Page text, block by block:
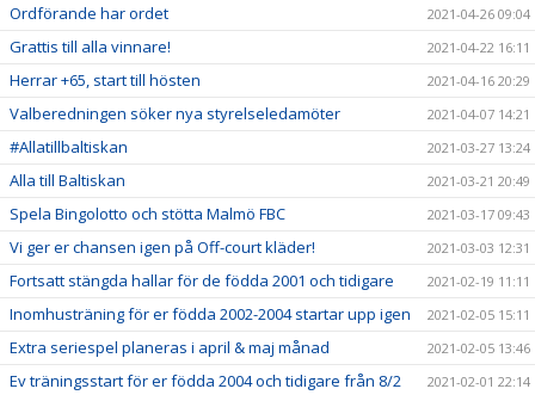
Ordförande har ordet 2021-04-26 09:04
Grattis till alla vinnare! 2021-04-22 16:11
Herrar +65, start till hösten 2021-04-16 20:29
Valberedningen söker nya styrelseledamöter 2021-04-07 14:21
#Allatillbaltiskan 2021-03-27 13:24
Alla till Baltiskan 2021-03-21 20:49
Spela Bingolotto och stötta Malmö FBC 2021-03-17 09:43
Vi ger er chansen igen på Off-court kläder! 2021-03-03 12:31
Fortsatt stängda hallar för de födda 2001 och tidigare 2021-02-19 11:11
Inomhusträning för er födda 2002-2004 startar upp igen 2021-02-05 15:11
Extra seriespel planeras i april & maj månad 2021-02-05 13:46
Ev träningsstart för er födda 2004 och tidigare från 8/2 2021-02-01 22:14